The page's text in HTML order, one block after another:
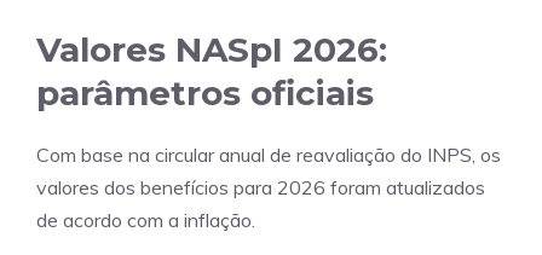
Valores NASpI 2026:
parâmetros oficiais
Com base na circular anual de reavaliação do INPS, os
valores dos benefícios para 2026 foram atualizados
de acordo com a inflação.